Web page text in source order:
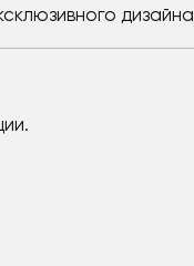
дизайна